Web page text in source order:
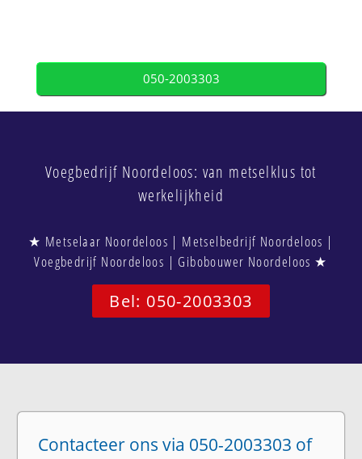
050-2003303
Voegbedrijf Noordeloos: van metselklus tot
werkelijkheid
★ Metselaar Noordeloos | Metselbedrijf Noordeloos |
Voegbedrijf Noordeloos | Gibobouwer Noordeloos ★
Bel: 050-2003303
Contacteer ons via 050-2003303 of